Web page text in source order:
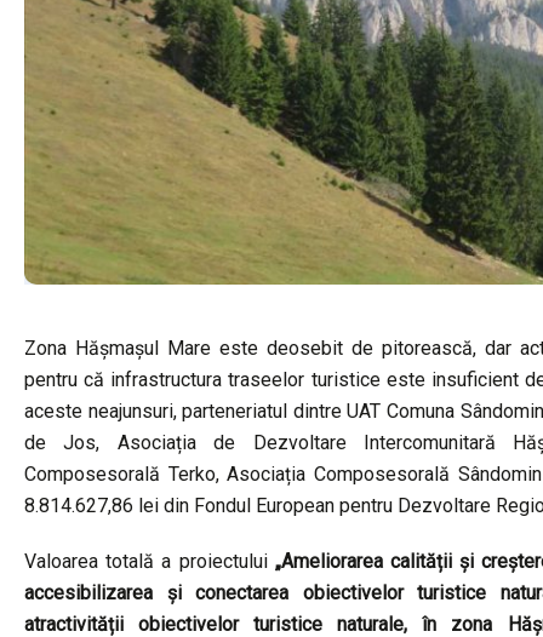
Zona Hășmașul Mare este deosebit de pitorească, dar
pentru că infrastructura traseelor turistice este insuficient
aceste neajunsuri, parteneriatul dintre UAT Comuna
de Jos, Asociația de Dezvoltare Intercomunitară
Composesorală Terko, Asociația Composesorală
8.814.627,86 lei din Fondul European pentru Dezvoltare
Valoarea totală a proiectului „Ameliorarea calității și
accesibilizarea și conectarea obiectivelor turistice
atractivității obiectivelor turistice naturale, în zona